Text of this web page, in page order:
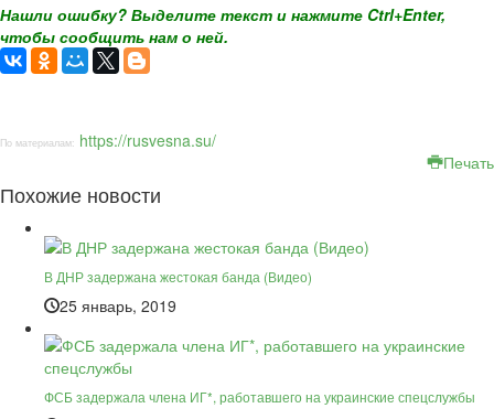
Нашли ошибку? Выделите текст и нажмите Ctrl+Enter,
чтобы сообщить нам о ней.
По материалам: https://rusvesna.su/
Печать
Похожие новости
В ДНР задержана жестокая банда (Видео)
25 январь, 2019
ФСБ задержала члена ИГ*, работавшего на украинские спецслужбы